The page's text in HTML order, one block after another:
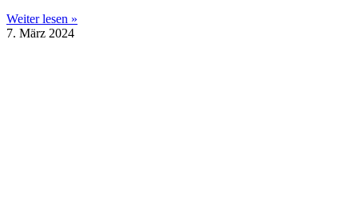
Weiter lesen »
7. März 2024